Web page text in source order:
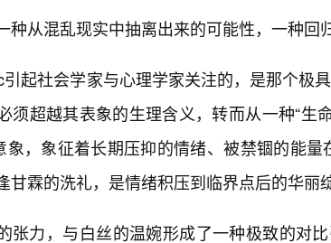
种从混乱现实中抽离出来的可能性，一种回
起社会学家与心理学家关注的，是那个极
须超越其表象的生理含义，转而从一种“生
象，象征着长期压抑的情绪、被禁锢的能
甘霖的洗礼，是情绪积压到临界点后的华丽
张力，与白丝的温婉形成了一种极致的对